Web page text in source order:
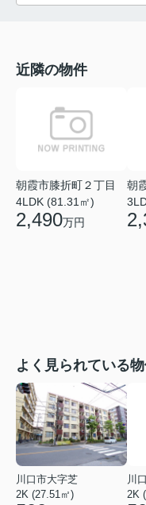
近隣の物件
朝霞市膝折町２丁目
4LDK (81.31㎡)
2,490万円
朝
よく見られている
川口市大字芝
2K (27.51㎡)
川
2K